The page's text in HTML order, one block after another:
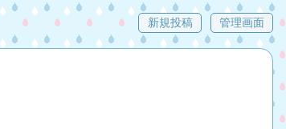
新規投稿 管理画面